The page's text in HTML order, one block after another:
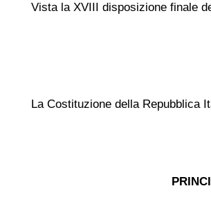
Vista la XVIII disposizione finale
La Costituzione della Repubblica